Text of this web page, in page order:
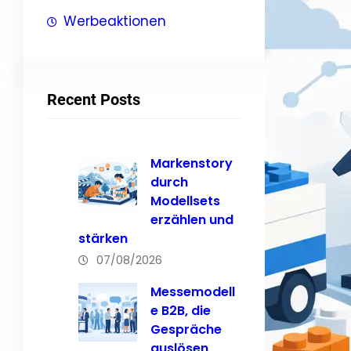
Werbeaktionen
Recent Posts
Markenstory
durch
Modellsets
erzählen und
stärken
07/08/2026
Messemodell
e B2B, die
Gespräche